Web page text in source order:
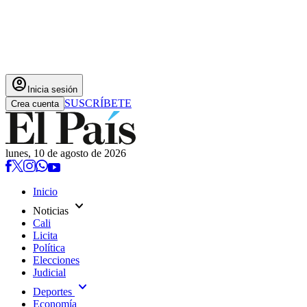
account_circle Inicia sesión
Crea cuenta SUSCRÍBETE
lunes, 10 de agosto de 2026
Inicio
Noticias expand_more
Cali
Licita
Política
Elecciones
Judicial
Deportes expand_more
Economía